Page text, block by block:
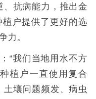
抗病能力，推出金
植户提供了更好的选
力。
“我们当地用水不方
植户一直使用复合
壤问题频发、病虫